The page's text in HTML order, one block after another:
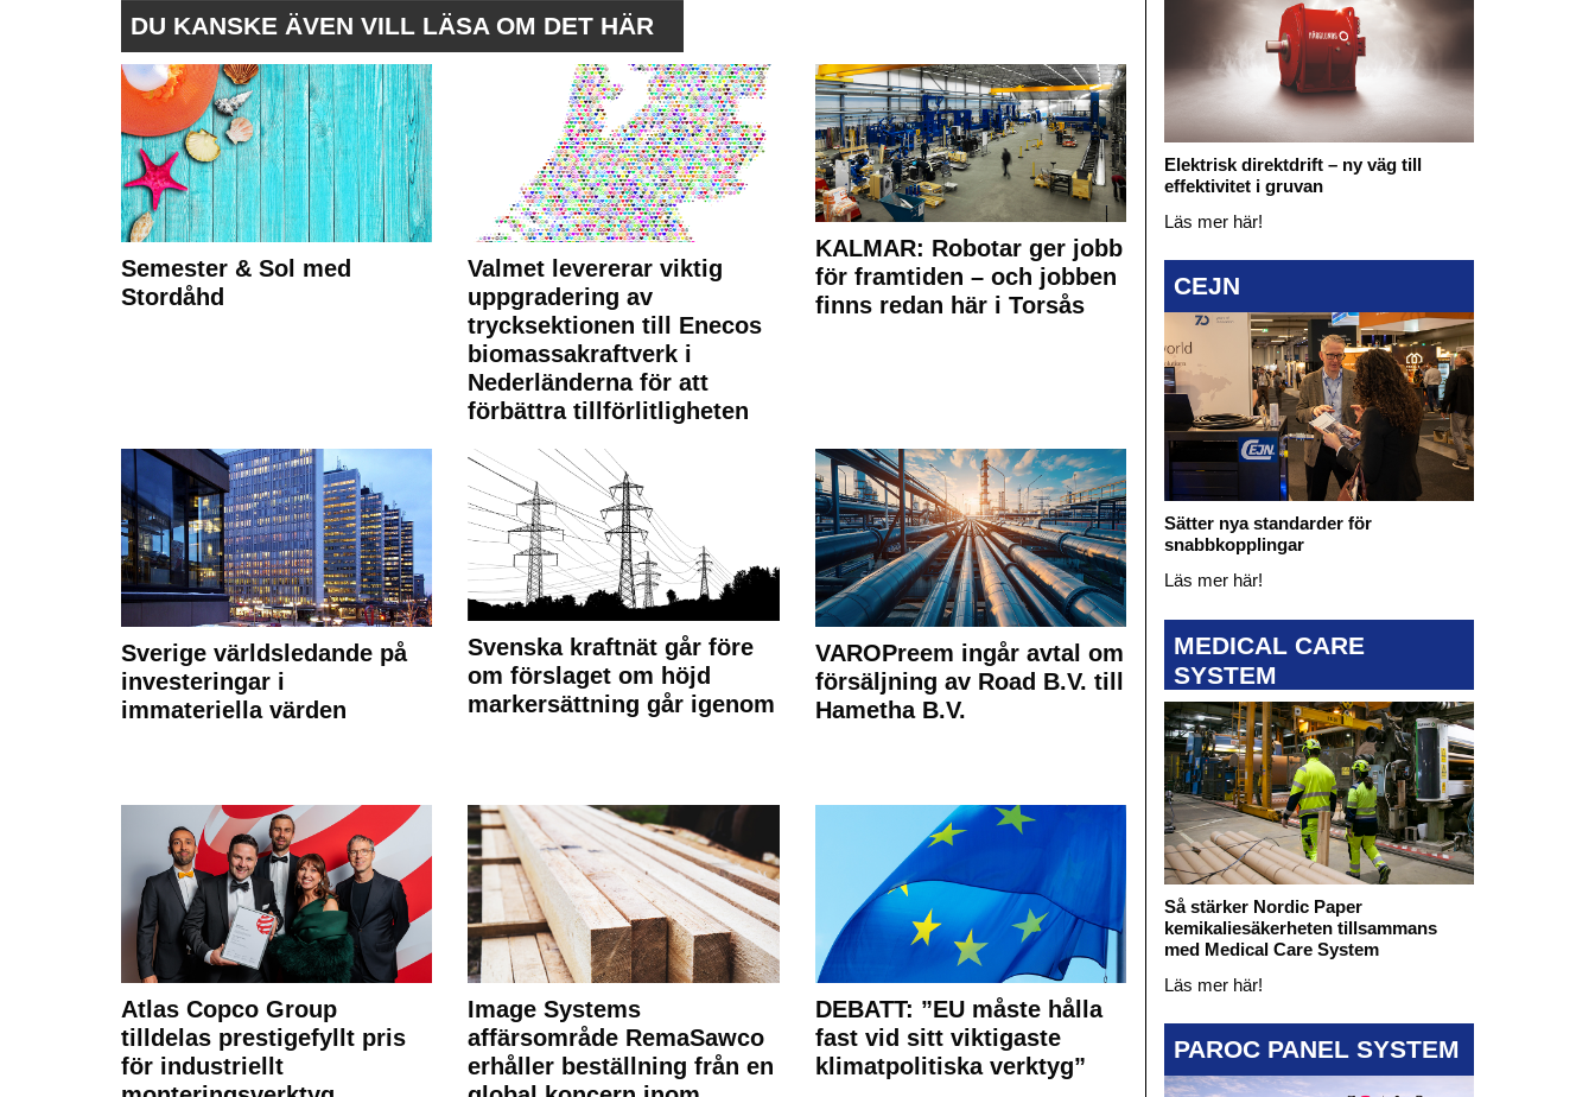
DU KANSKE ÄVEN VILL LÄSA OM DET HÄR
Semester & Sol med
Stordåhd
Valmet levererar viktig
uppgradering av
trycksektionen till Enecos
biomassakraftverk i
Nederländerna för att
förbättra tillförlitligheten
KALMAR: Robotar ger jobb
för framtiden – och jobben
finns redan här i Torsås
Sverige världsledande på
investeringar i
immateriella värden
Svenska kraftnät går före
om förslaget om höjd
markersättning går igenom
VAROPreem ingår avtal om
försäljning av Road B.V. till
Hametha B.V.
Atlas Copco Group
tilldelas prestigefyllt pris
för industriellt
Image Systems
affärsområde RemaSawco
erhåller beställning från en
DEBATT: ”EU måste hålla
fast vid sitt viktigaste
klimatpolitiska verktyg”
Elektrisk direktdrift – ny väg till
effektivitet i gruvan
Läs mer här!
CEJN
Sätter nya standarder för
snabbkopplingar
Läs mer här!
MEDICAL CARE
SYSTEM
Så stärker Nordic Paper
kemikaliesäkerheten tillsammans
med Medical Care System
Läs mer här!
PAROC PANEL SYSTEM